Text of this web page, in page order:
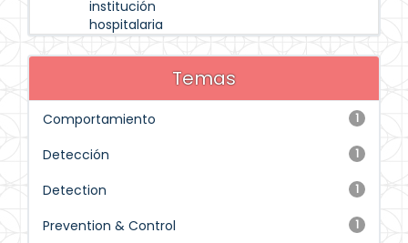
institución
hospitalaria
Temas
1
Comportamiento
1
Detección
1
Detection
1
Prevention & Control